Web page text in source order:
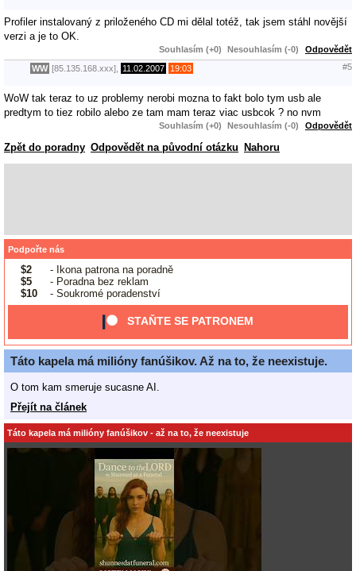
Profiler instalovaný z priloženého CD mi dělal totéž, tak jsem stáhl novější
verzi a je to OK.
Souhlasím (+0) Nesouhlasím (-0) Odpovědět
WW [85.135.168.xxx], 11.02.2007 19:03 #5
WoW tak teraz to uz problemy nerobi mozna to fakt bolo tym usb ale
predtym to tiez robilo alebo ze tam mam teraz viac usbcok ? no nvm
Souhlasím (+0) Nesouhlasím (-0) Odpovědět
Zpět do poradny Odpovědět na původní otázku Nahoru
Podpořte nás
$2
- Ikona patrona na poradně
$5
- Poradna bez reklam
$10
- Soukromé poradenství
STAŇTE SE PATRONEM
Táto kapela má milióny fanúšikov. Až na to, že neexistuje.
O tom kam smeruje sucasne AI.
Přejít na článek
Táto kapela má milióny fanúšikov - až na to, že neexistuje